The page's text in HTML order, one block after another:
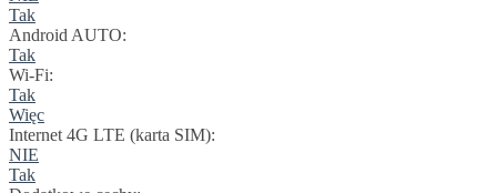
Tak
Android AUTO:
Tak
Wi-Fi:
Tak
Więc
Internet 4G LTE (karta SIM):
NIE
Tak